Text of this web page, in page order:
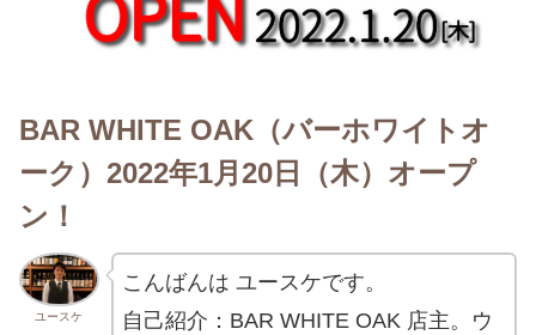
BAR WHITE OAK（バーホワイトオ
ーク）2022年1月20日（木）オープ
ン！
ユースケ
こんばんは ユースケです。
自己紹介：BAR WHITE OAK 店主。ウ